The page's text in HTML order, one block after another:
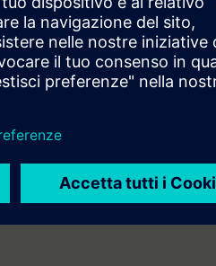
il nostroSIE-learning 4.0: SIE-
il SITRAIN Italian